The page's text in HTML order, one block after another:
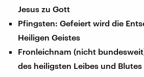
Jesus zu Gott
Pfingsten: Gefeiert wird die
Heiligen Geistes
Fronleichnam (nicht
des heiligsten Leibes und